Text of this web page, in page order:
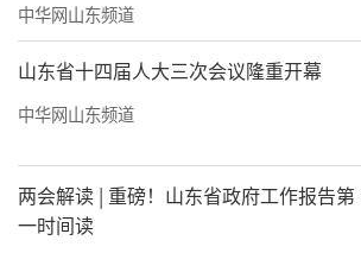
中华网山东频道
山东省十四届人大三次会议隆重开幕
中华网山东频道
两会解读 | 重磅！山东省政府工作报告第
一时间读